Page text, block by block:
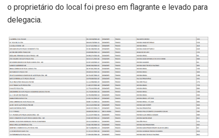
o proprietário do local foi preso em flagrante e levado para
delegacia.